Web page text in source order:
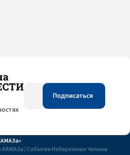
КАМАЗа | События Набережных Челнов